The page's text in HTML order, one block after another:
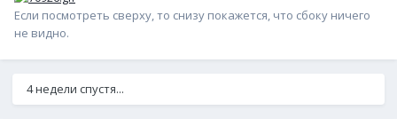
Если посмотреть сверху, то снизу покажется, что сбоку ничего
не видно.
4 недели спустя...